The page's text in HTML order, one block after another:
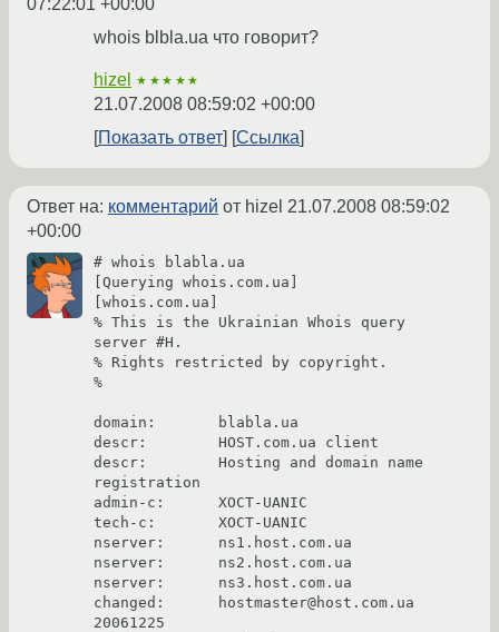
07:22:01 +00:00
whois blbla.ua что говорит?
hizel ★★★★★
21.07.2008 08:59:02 +00:00
Показать ответ
Ссылка
Ответ на: комментарий от hizel 21.07.2008 08:59:02
+00:00
# whois blabla.ua
[Querying whois.com.ua]
[whois.com.ua]
% This is the Ukrainian Whois query
server #H.
% Rights restricted by copyright.
%
domain:       blabla.ua
descr:        HOST.com.ua client
descr:        Hosting and domain name
registration
admin-c:      XOCT-UANIC
tech-c:       XOCT-UANIC
nserver:      ns1.host.com.ua
nserver:      ns2.host.com.ua
nserver:      ns3.host.com.ua
changed:      hostmaster@host.com.ua
20061225